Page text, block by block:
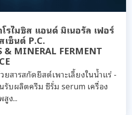
รไมซิส แอนด์ มิเนอรัล เฟอร์
เซ็นต์ P.C.
& MINERAL FERMENT
สารสกัดยีสต์เพาะเลี้ยงในน้ำแร่ -
รับผลิตครีม ซีรั่ม serum เครื่อง
ง...